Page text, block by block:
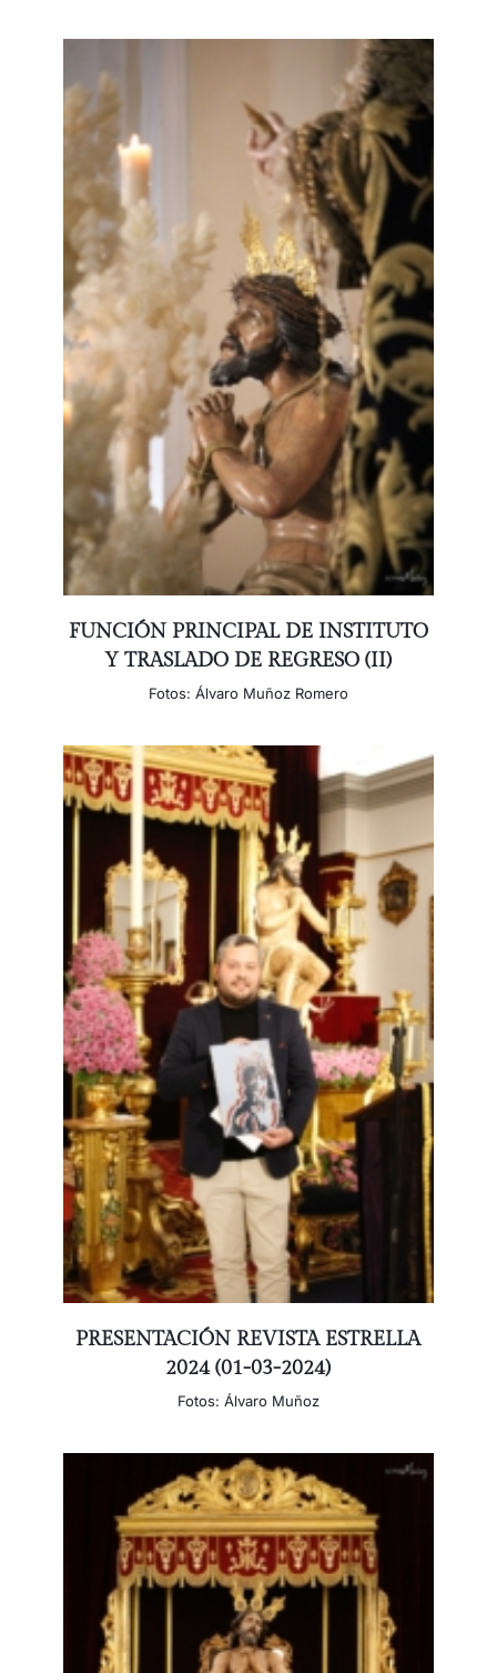
FUNCIÓN PRINCIPAL DE INSTITUTO
Y TRASLADO DE REGRESO (II)
Fotos: Álvaro Muñoz Romero
PRESENTACIÓN REVISTA ESTRELLA
2024 (01-03-2024)
Fotos: Álvaro Muñoz